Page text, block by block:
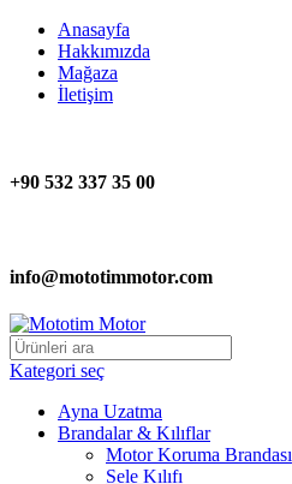
Anasayfa
Hakkımızda
Mağaza
İletişim
+90 532 337 35 00
info@mototimmotor.com
Kategori seç
Ayna Uzatma
Brandalar & Kılıflar
Motor Koruma Brandası
Sele Kılıfı